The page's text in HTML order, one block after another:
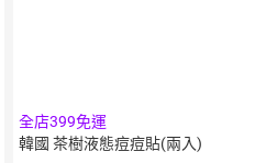
全店399免運
韓國 茶樹液態痘痘貼(兩入)